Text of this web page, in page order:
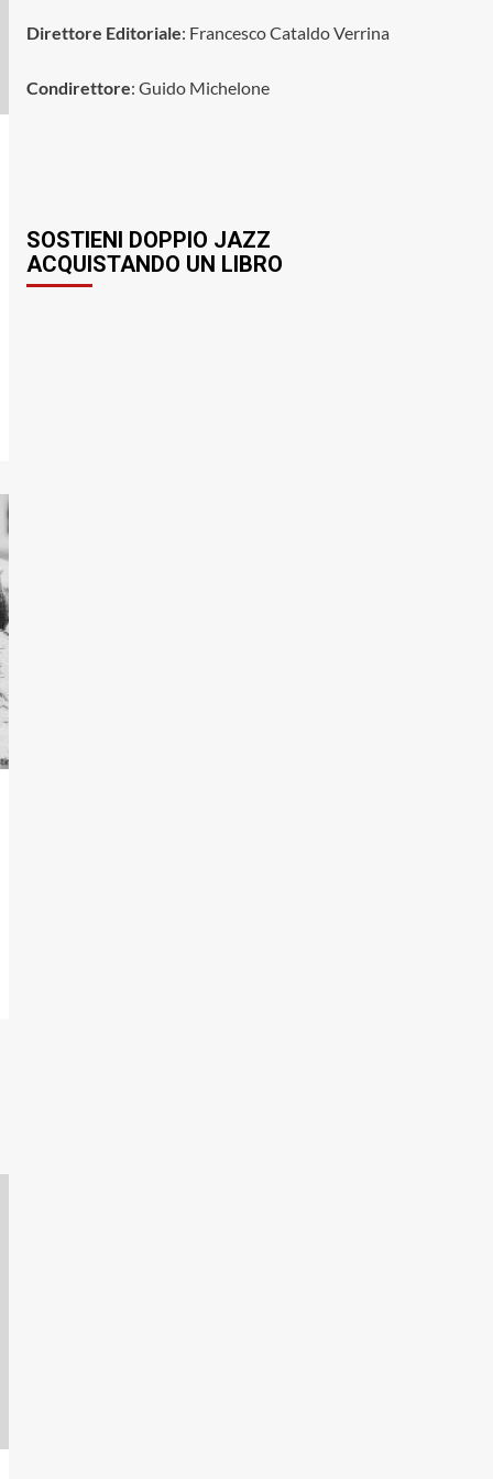
letteratura e
3
Contemporary Jazz
la sintesi strutturale tra
jazz e avanguardia colta
Direttore Editoriale: Francesco Cataldo Verrina
Condirettore: Guido Michelone
SOSTIENI DOPPIO JAZZ
ACQUISTANDO UN LIBRO